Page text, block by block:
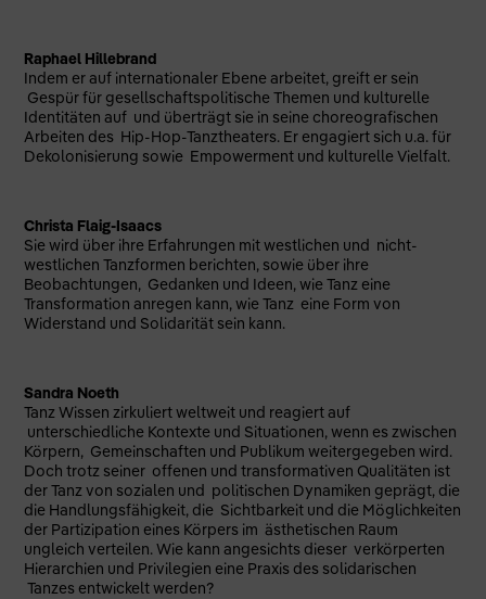
Raphael Hillebrand
Indem er auf internationaler Ebene arbeitet, greift er sein
Gespür für gesellschaftspolitische Themen und kulturelle
Identitäten auf und überträgt sie in seine choreografischen
Arbeiten des Hip-Hop-Tanztheaters. Er engagiert sich u.a. für
Dekolonisierung sowie Empowerment und kulturelle Vielfalt.
Christa Flaig-Isaacs
Sie wird über ihre Erfahrungen mit westlichen und nicht-
westlichen Tanzformen berichten, sowie über ihre
Beobachtungen, Gedanken und Ideen, wie Tanz eine
Transformation anregen kann, wie Tanz eine Form von
Widerstand und Solidarität sein kann.
Sandra Noeth
Tanz Wissen zirkuliert weltweit und reagiert auf
unterschiedliche Kontexte und Situationen, wenn es zwischen
Körpern, Gemeinschaften und Publikum weitergegeben wird.
Doch trotz seiner offenen und transformativen Qualitäten ist
der Tanz von sozialen und politischen Dynamiken geprägt, die
die Handlungsfähigkeit, die Sichtbarkeit und die Möglichkeiten
der Partizipation eines Körpers im ästhetischen Raum
ungleich verteilen. Wie kann angesichts dieser verkörperten
Hierarchien und Privilegien eine Praxis des solidarischen
Tanzes entwickelt werden?